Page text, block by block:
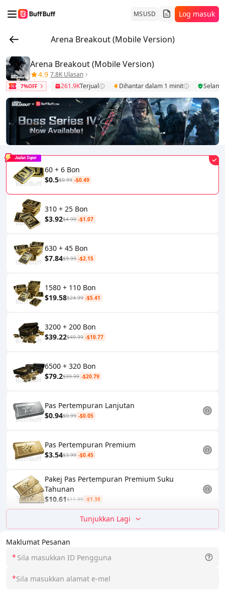
MSUSD Log masuk
Arena Breakout (Mobile Version)
Maklumat Pesanan
*
*
Arena Breakout (Mobile Version)
4.9 7.8K Ulasan
7%OFF 261.9KTerjual Dihantar dalam 1 minit
60 + 6 Bon
$0.5$0.99 -$0.49
Jualan Super
310 + 25 Bon
$3.92$4.99 -$1.07
630 + 45 Bon
$7.84$9.99 -$2.15
1580 + 110 Bon
$19.58$24.99 -$5.41
3200 + 200 Bon
$39.22$49.99 -$10.77
6500 + 320 Bon
$79.2$99.99 -$20.79
Pas Pertempuran Lanjutan
$0.94$0.99 -$0.05
Pas Pertempuran Premium
$3.54$3.99 -$0.45
Pakej Pas Pertempuran Premium Suku
Tahunan
$10.61$11.99 -$1.38
Tunjukkan Lagi